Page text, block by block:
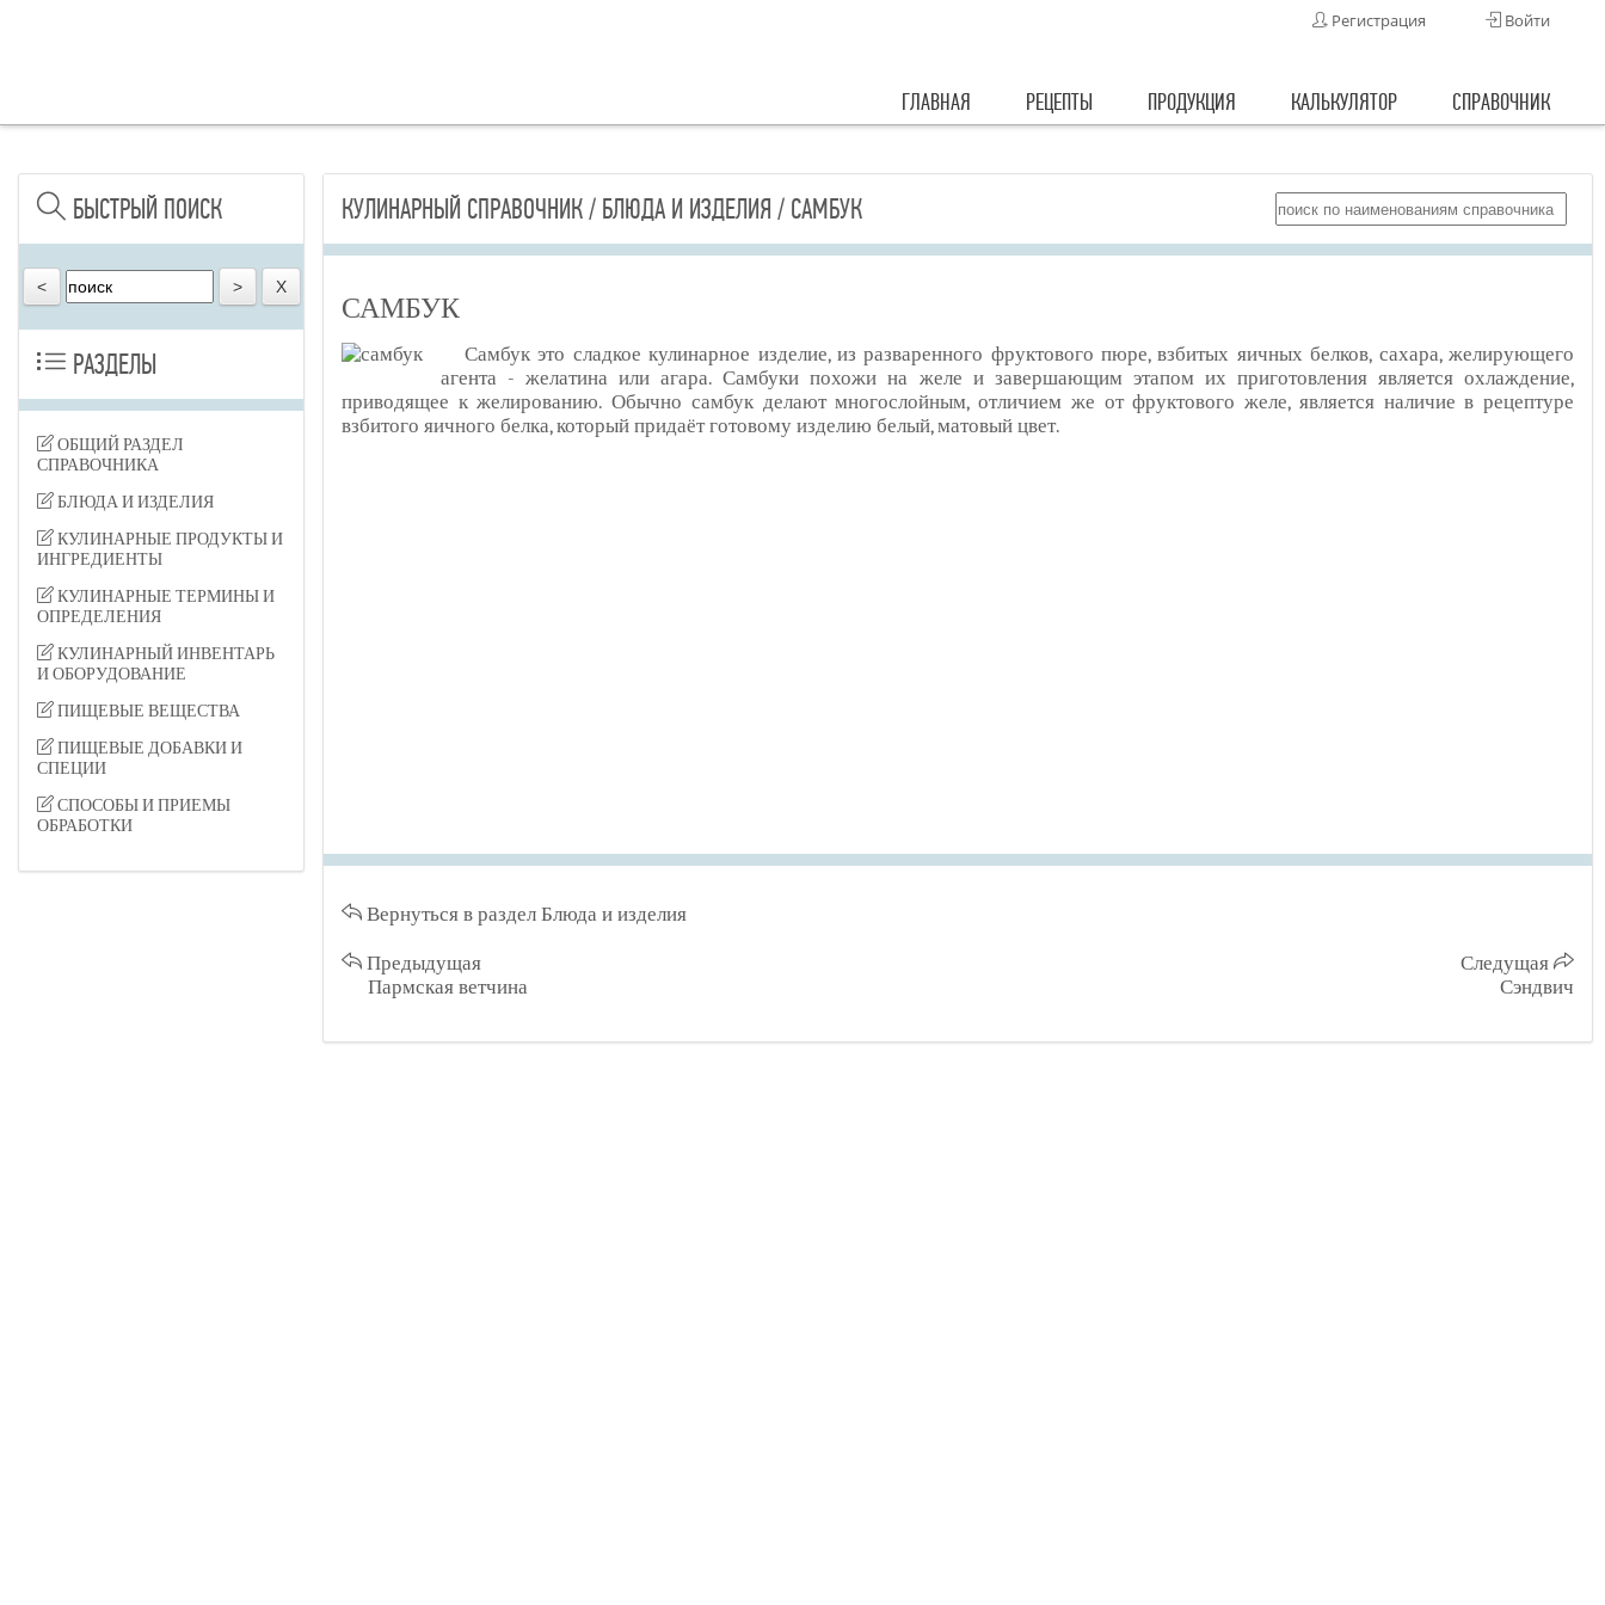
Войти
Регистрация
ГЛАВНАЯ РЕЦЕПТЫ ПРОДУКЦИЯ КАЛЬКУЛЯТОР СПРАВОЧНИК
БЫСТРЫЙ ПОИСК
РАЗДЕЛЫ
ОБЩИЙ РАЗДЕЛ
СПРАВОЧНИКА
БЛЮДА И ИЗДЕЛИЯ
КУЛИНАРНЫЕ ПРОДУКТЫ И
ИНГРЕДИЕНТЫ
КУЛИНАРНЫЕ ТЕРМИНЫ И
ОПРЕДЕЛЕНИЯ
КУЛИНАРНЫЙ ИНВЕНТАРЬ
И ОБОРУДОВАНИЕ
ПИЩЕВЫЕ ВЕЩЕСТВА
ПИЩЕВЫЕ ДОБАВКИ И
СПЕЦИИ
СПОСОБЫ И ПРИЕМЫ
ОБРАБОТКИ
КУЛИНАРНЫЙ СПРАВОЧНИК / БЛЮДА И ИЗДЕЛИЯ / САМБУК
САМБУК
Самбук это сладкое кулинарное изделие, из разваренного фруктового пюре, взбитых яичных белков, сахара, желирующего
агента - желатина или агара. Самбуки похожи на желе и завершающим этапом их приготовления является охлаждение,
приводящее к желированию. Обычно самбук делают многослойным, отличием же от фруктового желе, является наличие в рецептуре
взбитого яичного белка, который придаёт готовому изделию белый, матовый цвет.
Вернуться в раздел Блюда и изделия
Предыдущая
Пармская ветчина
Следущая
Сэндвич